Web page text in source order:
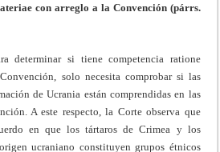
con arreglo a la Convención (párrs.
determinar si tiene competencia ratione
solo necesita comprobar si las
de Ucrania están comprendidas en las
A este respecto, la Corte observa que
en que los tártaros de Crimea y los
ucraniano constituyen grupos étnicos